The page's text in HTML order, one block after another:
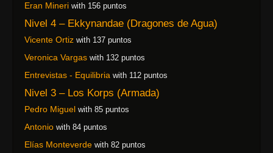
Eran Mineri with 156 puntos
Nivel 4 – Ekkynandae (Dragones de Agua)
Vicente Ortiz with 137 puntos
Veronica Vargas with 132 puntos
Entrevistas - Equilibria with 112 puntos
Nivel 3 – Los Korps (Armada)
Pedro Miguel with 85 puntos
Antonio with 84 puntos
Elías Monteverde with 82 puntos